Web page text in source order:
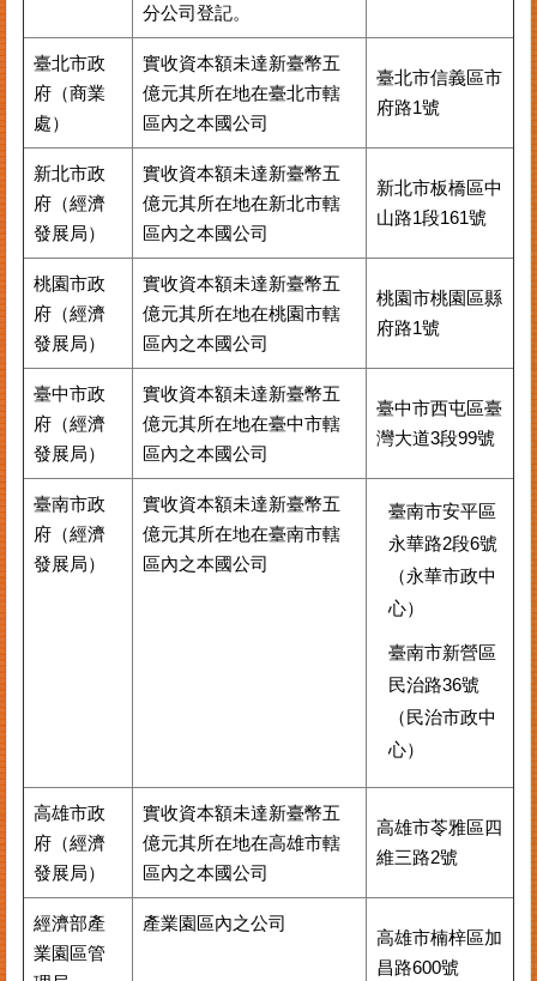
分公司登記。
臺北市政
府（商業
處）
實收資本額未達新臺幣五
億元其所在地在臺北市轄
區內之本國公司
臺北市信義區市
府路1號
新北市政
府（經濟
發展局）
實收資本額未達新臺幣五
億元其所在地在新北市轄
區內之本國公司
新北市板橋區中
山路1段161號
桃園市政
府（經濟
發展局）
實收資本額未達新臺幣五
億元其所在地在桃園市轄
區內之本國公司
桃園市桃園區縣
府路1號
臺中市政
府（經濟
發展局）
實收資本額未達新臺幣五
億元其所在地在臺中市轄
區內之本國公司
臺中市西屯區臺
灣大道3段99號
臺南市政
府（經濟
發展局）
實收資本額未達新臺幣五
億元其所在地在臺南市轄
區內之本國公司
臺南市安平區
永華路2段6號
（永華市政中
心）
臺南市新營區
民治路36號
（民治市政中
心）
高雄市政
府（經濟
發展局）
實收資本額未達新臺幣五
億元其所在地在高雄市轄
區內之本國公司
高雄市苓雅區四
維三路2號
經濟部產
業園區管
產業園區內之公司
高雄市楠梓區加
昌路600號